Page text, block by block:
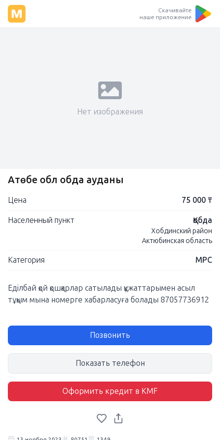
Скачивайте
наше приложение
Нет изображения
Ақтөбе обл қобда ауданы
Цена 75 000 ₸
Населенный пункт Қобда
Хобдинский район
Актюбинская область
Категория МРС
Еділбай қой қошқарлар сатылады құжаттарымен асыл
тұқым мына номерге хабарласуға болады 87057736912
Позвонить
Показать телефон
Оформить кредит в KMF